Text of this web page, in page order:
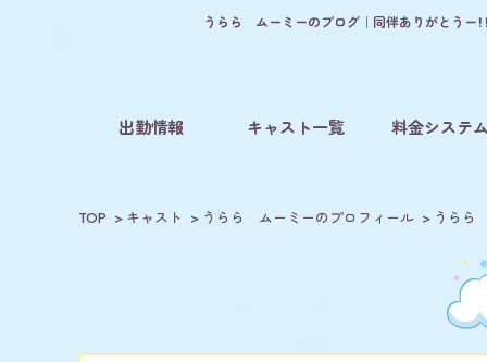
うらら ムーミーのブログ｜同伴ありがとうー
出勤情報 キャスト一覧 料金システ
TOP キャスト うらら ムーミーのプロフィール うらら